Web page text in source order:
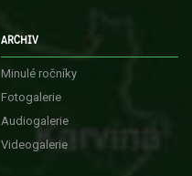
ARCHIV
Minulé ročníky
Fotogalerie
Audiogalerie
Videogalerie